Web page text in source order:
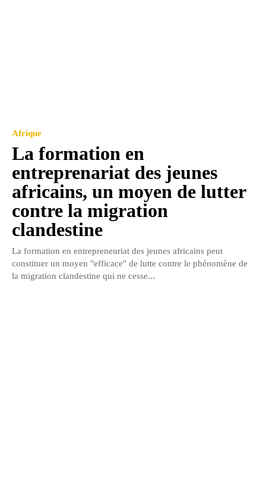
Afrique
La formation en
entreprenariat des jeunes
africains, un moyen de lutter
contre la migration
clandestine
La formation en entrepreneuriat des jeunes africains peut
constituer un moyen "efficace" de lutte contre le phénomène de
la migration clandestine qui ne cesse...